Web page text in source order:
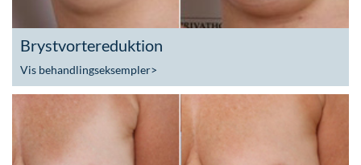
Brystvortereduktion
Vis behandlingseksempler>